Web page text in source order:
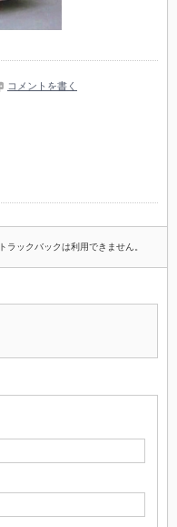
コメントを書く
トラックバックは利用できません。